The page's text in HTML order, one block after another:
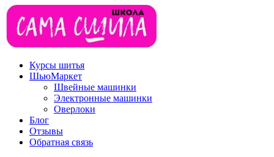
Курсы шитья
ШьюМаркет
Швейные машинки
Электронные машинки
Оверлоки
Блог
Отзывы
Обратная связь